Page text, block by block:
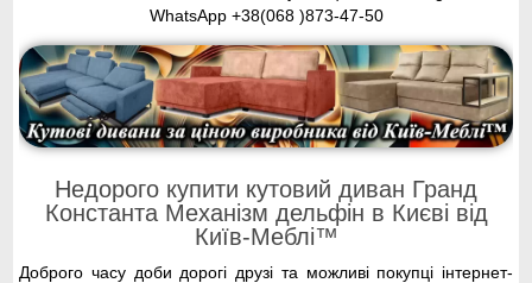
WhatsApp +38(068 )873-47-50
Недорого купити кутовий диван Гранд
Константа Механізм дельфін в Києві від
Київ-Меблі™
Доброго часу доби дорогі друзі та можливі покупці інтернет-